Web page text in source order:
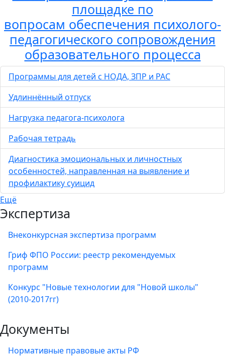
площадке по
вопросам обеспечения психолого-
педагогического сопровождения
образовательного процесса
Программы для детей с НОДА, ЗПР и РАС
Удлиннённый отпуск
Нагрузка педагога-психолога
Рабочая тетрадь
Диагностика эмоциональных и личностных
особенностей, направленная на выявление и
профилактику суицид
Ещё
Экспертиза
Внеконкурсная экспертиза программ
Гриф ФПО России: реестр рекомендуемых
программ
Конкурс "Новые технологии для "Новой школы"
(2010-2017гг)
Документы
Нормативные правовые акты РФ